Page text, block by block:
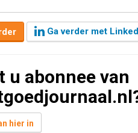
voor
aangepast 4 minuten
is voor de gebouwde
het Economisch Instituut
Ga verder met
u abonnee van
hier in